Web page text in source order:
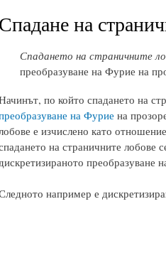
Спадане на
Спадането на страничните
преобразуване на Фурие на
по който спадането на
на Фурие на
е изчислено като
на страничните лобове
преобразуване
например е